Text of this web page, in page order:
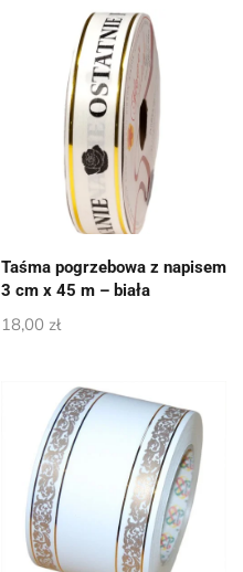
Taśma pogrzebowa z napisem
3 cm x 45 m – biała
18,00 zł